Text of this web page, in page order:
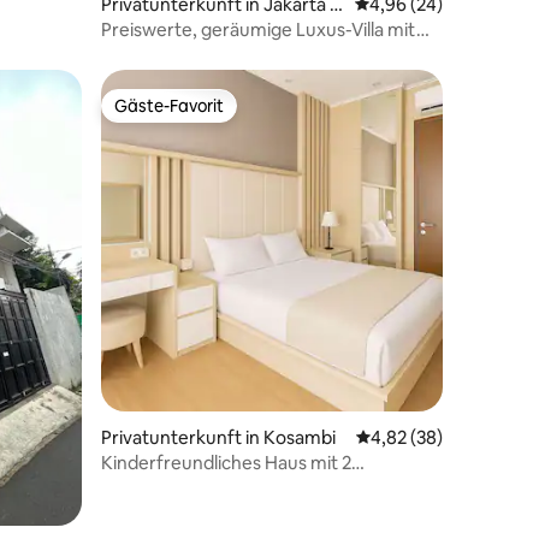
usat
Preiswerte, geräumige Luxus-Villa mit
Bewertungen
Gäste-Favorit
Gäste-Favorit
Privatunterkunft in Kosambi Durchschnittliche
4,82 (38)
Kinderfreundliches Haus mit 2